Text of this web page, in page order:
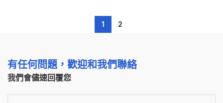
1 2
有任何問題，歡迎和我們聯絡
我們會儘速回覆您